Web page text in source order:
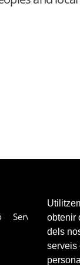
obtenir
dels
serveis
Serveis